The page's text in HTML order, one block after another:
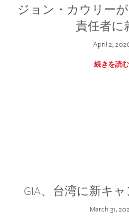
ジョン・カウリー
責任者に
April 2,
続きを読む
GIA、台湾に新キ
March 31,